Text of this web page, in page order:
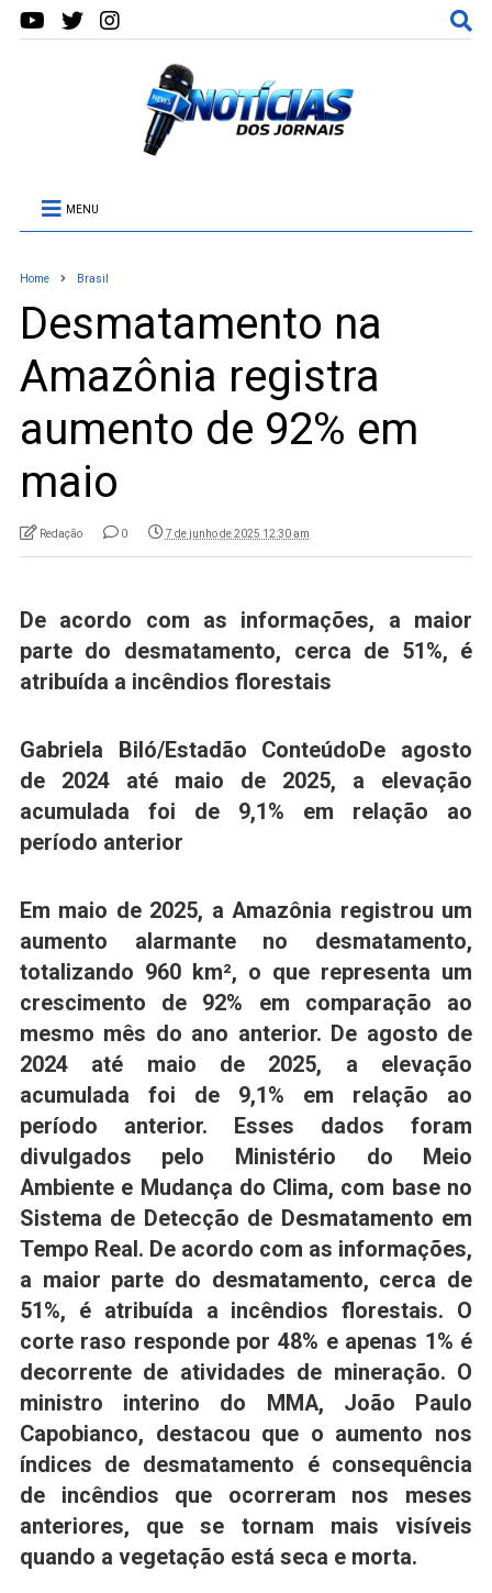
MENU
Home Brasil
Desmatamento na
Amazônia registra
aumento de 92% em
maio
Redação 0 7 de junho de 2025 12:30 am
De acordo com as informações, a maior
parte do desmatamento, cerca de 51%, é
atribuída a incêndios florestais
Gabriela Biló/Estadão ConteúdoDe agosto
de 2024 até maio de 2025, a elevação
acumulada foi de 9,1% em relação ao
período anterior
Em maio de 2025, a Amazônia registrou um
aumento alarmante no desmatamento,
totalizando 960 km², o que representa um
crescimento de 92% em comparação ao
mesmo mês do ano anterior. De agosto de
2024 até maio de 2025, a elevação
acumulada foi de 9,1% em relação ao
período anterior. Esses dados foram
divulgados pelo Ministério do Meio
Ambiente e Mudança do Clima, com base no
Sistema de Detecção de Desmatamento em
Tempo Real. De acordo com as informações,
a maior parte do desmatamento, cerca de
51%, é atribuída a incêndios florestais. O
corte raso responde por 48% e apenas 1% é
decorrente de atividades de mineração. O
ministro interino do MMA, João Paulo
Capobianco, destacou que o aumento nos
índices de desmatamento é consequência
de incêndios que ocorreram nos meses
anteriores, que se tornam mais visíveis
quando a vegetação está seca e morta.